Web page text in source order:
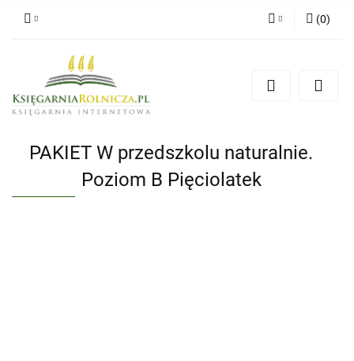
Zarejestruj się
(0)
PAKIET W przedszkolu naturalnie.
Poziom B Pięciolatek